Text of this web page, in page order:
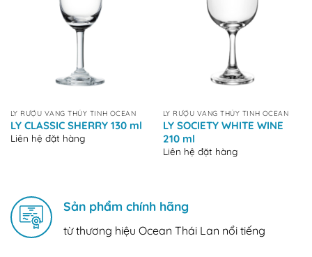
LY RƯỢU VANG THỦY TINH OCEAN
LY CLASSIC SHERRY 130 ml
Liên hệ đặt hàng
LY RƯỢU VANG THỦY TINH OCEAN
LY SOCIETY WHITE WINE
210 ml
Liên hệ đặt hàng
Sản phẩm chính hãng
từ thương hiệu Ocean Thái Lan nổi tiếng